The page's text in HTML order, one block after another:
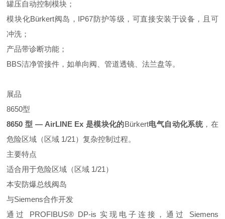
罐压自动控制模块；
模块化Bürkert阀岛，IP67防护等级，可直接安装于设备，且可
冲洗；
产品带诊断功能；
BBS洁净管接件，如单向阀、管道透镜、法兰盘等。
展品
8650型
8650 型 — AirLINE Ex 是模块化的Bürkert电气自动化系统，在
危险区域（区域 1/21）复杂控制过程。
主要特点
适合用于危险区域（区域 1/21）
本安防爆总线阀岛
与Siemens合作开发
通过 PROFIBUS® DP-is 实现电子连接，通过 Siemens